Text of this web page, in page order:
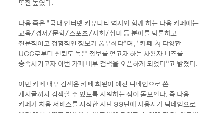
또한 높였다.
다음 측은 “국내 인터넷 커뮤니티 역사와 함께 하는 다음 카페에는
교육/경제/문학/스포츠/사회/취미 등 분야를 막론하고
전문적이고 경험적인 정보가 풍부하다”며, “카페 內 다양한
UCC로부터 신뢰도 높은 정보를 얻고자 하는 사용자 니즈를
충족시키고자 이번 카페 내부 검색을 오픈하게 되었다”고 밝혔다.
이번 카페 내부 검색은 카페 회원이 예전 닉네임으로 쓴
게시글까지 검색할 수 있도록 지원하는 점이 돋보인다. 즉 다음
카페가 처음 서비스를 시작한 지난 99년에 사용자가 닉네임으로